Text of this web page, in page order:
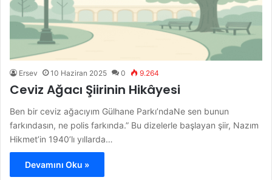
Ersev 10 Haziran 2025 0 9.264
Ceviz Ağacı Şiirinin Hikâyesi
Ben bir ceviz ağacıyım Gülhane Parkı’ndaNe sen bunun
farkındasın, ne polis farkında.” Bu dizelerle başlayan şiir, Nazım
Hikmet’in 1940’lı yıllarda…
Devamını Oku »